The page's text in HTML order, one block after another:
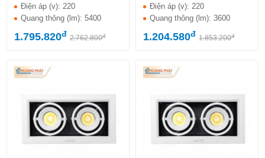
Điện áp (v):220
Quang thông (lm):5400
1.795.820đ 2.762.800đ
Điện áp (v):220
Quang thông (lm):3600
1.204.580đ 1.853.200đ